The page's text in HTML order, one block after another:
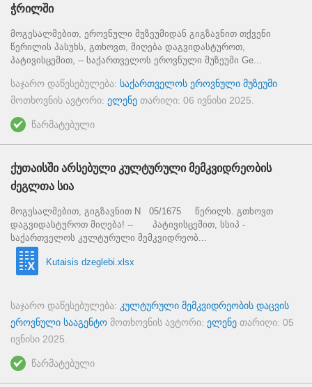
ჭრილში
მოგესალმებით, ეროვნული მუზეუმიდან გიგზავნით თქვენი
წერილის პასუხს, გთხოვთ, მიღება დაგვიდასტუროთ,
პატივისცემით, -- საქართველოს ეროვნული მუზეუმი Ge...
საჯარო დაწესებულება: საქართველოს ეროვნული მუზეუმი
მოთხოვნის ავტორი: ელენე თარიღი: 06 ივნისი 2025
წარმატებული
ქუთაისში არსებული კულტურული მემკვიდრეობის
ძეგლთა სია
მოგესალმებით, გიგზავნით N 05/1675 წერილს. გთხოვთ
დაგვიდასტუროთ მიღება! -- პატივისცემით, სსიპ -
საქართველოს კულტურული მემკვიდრეობ...
Kutaisis dzeglebi.xlsx
საჯარო დაწესებულება: კულტურული მემკვიდრეობის დაცვის
ეროვნული სააგენტო მოთხოვნის ავტორი: ელენე თარიღი: 05
ივნისი 2025
წარმატებული